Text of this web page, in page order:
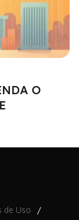
O
de Uso /